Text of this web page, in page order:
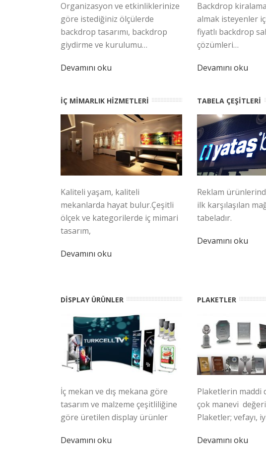
Organizasyon ve etkinliklerinize
göre istediğiniz ölçülerde
backdrop tasarımı, backdrop
giydirme ve kurulumu…
Devamını oku
Backdrop
almak isteyenler
fiyatlı backdrop
çözümleri…
Devamını oku
İÇ MIMARLIK HIZMETLERI
Kaliteli yaşam, kaliteli
mekanlarda hayat bulur.Çeşitli
ölçek ve kategorilerde iç mimari
tasarım,
Devamını oku
TABELA ÇEŞITLERI
Reklam
ilk karşılaşılan
tabeladır.
Devamını oku
DISPLAY ÜRÜNLER
İç mekan ve dış mekana göre
tasarım ve malzeme çeşitliliğine
göre üretilen display ürünler
Devamını oku
PLAKETLER
Plaketlerin maddi
çok manevi değeri
Plaketler; vefayı,
Devamını oku